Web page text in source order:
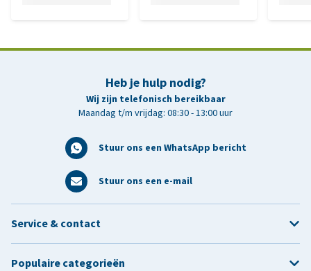
Heb je hulp nodig?
Wij zijn telefonisch bereikbaar
Maandag t/m vrijdag: 08:30 - 13:00 uur
Stuur ons een WhatsApp bericht
Stuur ons een e-mail
Service & contact
Populaire categorieën